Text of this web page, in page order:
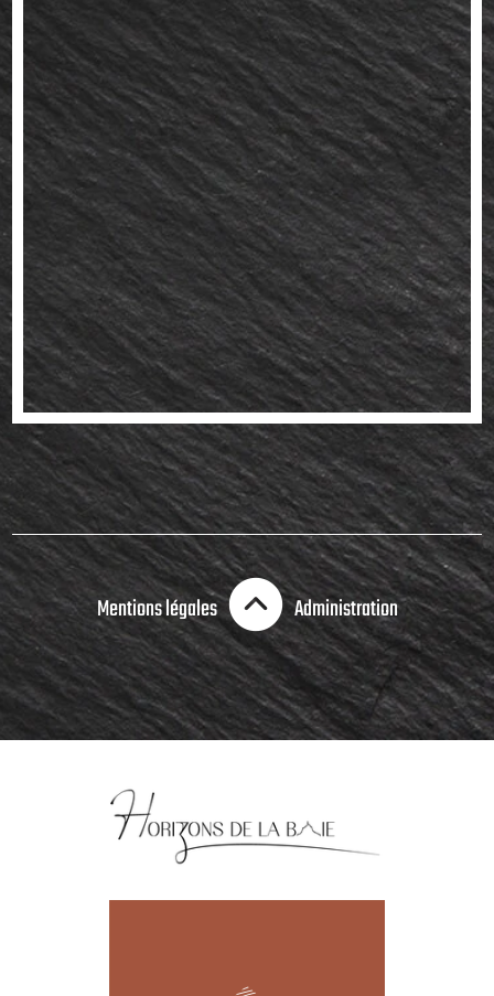
Mentions légales Administration